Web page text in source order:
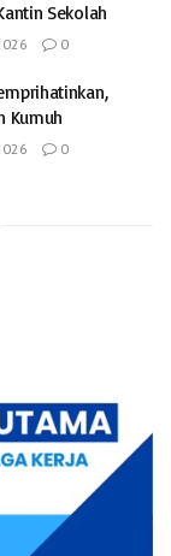
Sekolah
0
Kumuh
0